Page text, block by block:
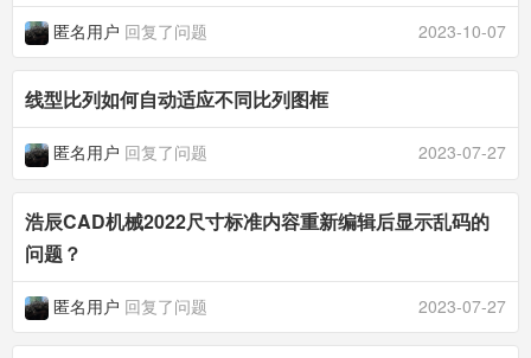
匿名用户 回复了问题 2023-10-07
线型比列如何自动适应不同比列图框
匿名用户 回复了问题 2023-07-27
浩辰CAD机械2022尺寸标准内容重新编辑后显示乱码的
问题？
匿名用户 回复了问题 2023-07-27